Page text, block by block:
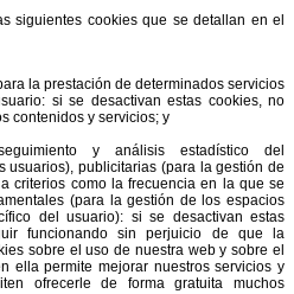
siguientes cookies que se detallan en el
la prestación de determinados servicios
si se desactivan estas cookies, no
contenidos y servicios; y
y análisis estadístico del
usuarios), publicitarias (para la gestión de
criterios como la frecuencia en la que se
(para la gestión de los espacios
del usuario): si se desactivan estas
funcionando sin perjuicio de que la
sobre el uso de nuestra web y sobre el
ella permite mejorar nuestros servicios y
ofrecerle de forma gratuita muchos